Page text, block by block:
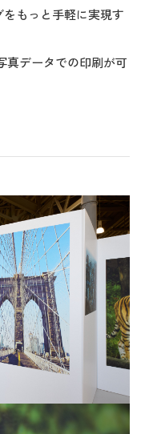
をもっと手軽に実現す
真データでの印刷が可